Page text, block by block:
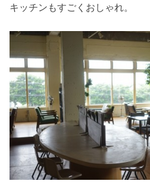
キッチンもすごくおしゃれ。